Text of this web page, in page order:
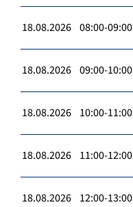
18.08.2026 08:00-09:00
18.08.2026 09:00-10:00
18.08.2026 10:00-11:00
18.08.2026 11:00-12:00
18.08.2026 12:00-13:00